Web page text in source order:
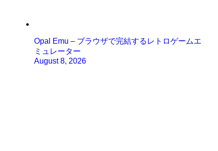
Opal Emu – ブラウザで完結するレトロゲームエ
ミュレーター
August 8, 2026